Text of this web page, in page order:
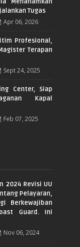
Tugas
Apr 06, 2026
Profesional,
Terapan
Sept 24, 2025
Center, Siap
Kapal
Feb 07, 2025
2024 Revisi UU
Pelayaran,
Berkewajiban
Guard. Ini
Nov 06, 2024